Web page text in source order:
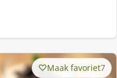
Maak favoriet7